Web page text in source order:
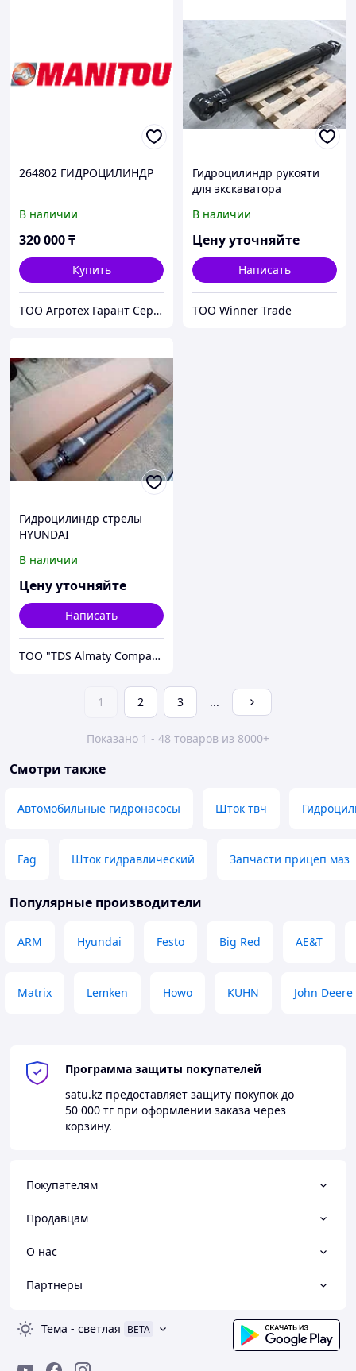
264802 ГИДРОЦИЛИНДР
В наличии
320 000₸
Купить
ТОО Агротех Гарант Сервис
Гидроцилиндр рукояти
для экскаватора
В наличии
Цену уточняйте
Написать
ТОО Winner Trade
Гидроцилиндр стрелы
HYUNDAI
В наличии
Цену уточняйте
Написать
ТОО "TDS Almaty Company"
1 2 3 ...
Показано 1 - 48 товаров из 8000+
Смотри также
Автомобильные гидронасосы Шток твч
Fag Шток гидравлический Запчасти прицеп маз
Популярные производители
ARM Hyundai Festo Big Red AE&T
Matrix Lemken Howo KUHN John Deere
Программа защиты покупателей
satu.kz предоставляет защиту покупок до
50 000 тг при оформлении заказа через
корзину.
Покупателям
Продавцам
О нас
Партнеры
Тема - светлая BETA